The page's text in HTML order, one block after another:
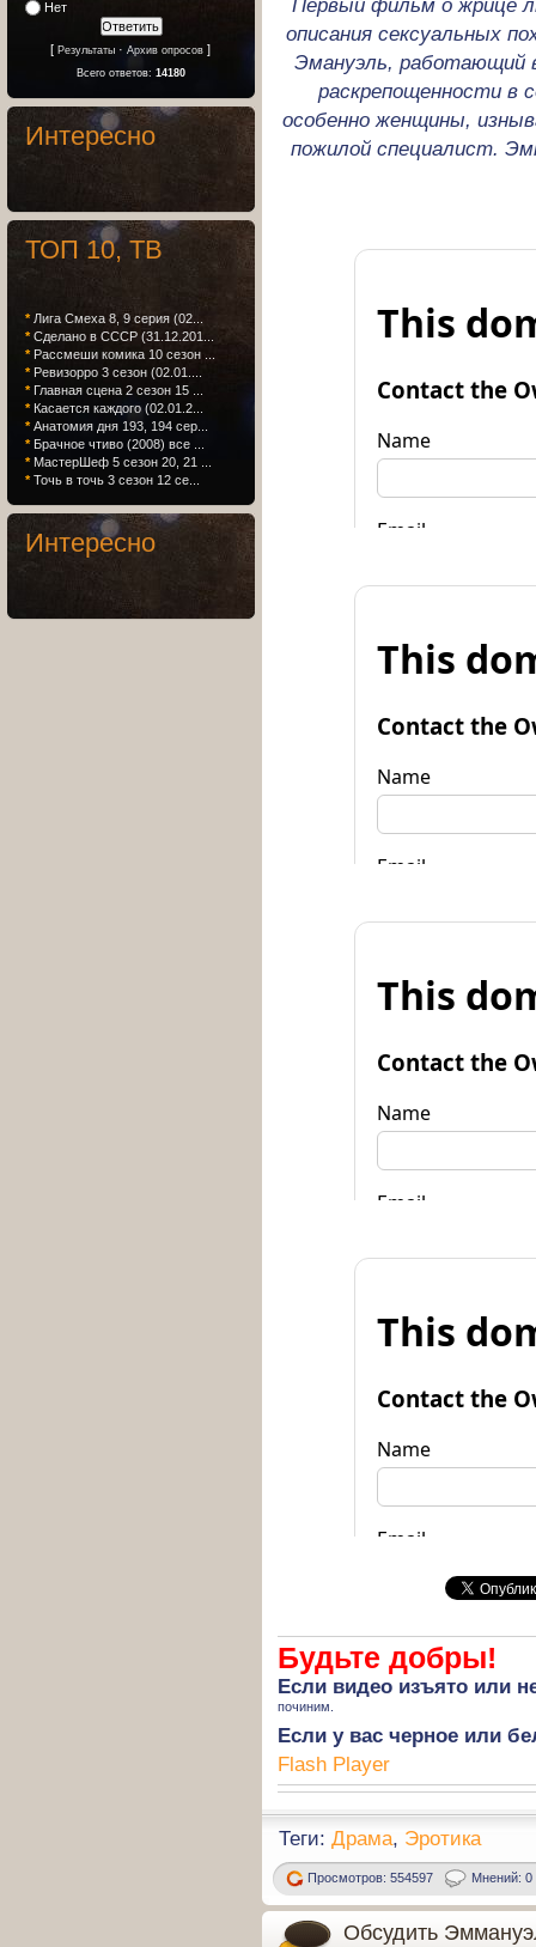
Первый фильм о жрице
описания сексуальных
Эмануэль, работающий
раскрепощенности в
особенно женщины,
пожилой специалист.
Будьте добры!
Если видео изъято или
починим.
Если у вас черное или
Flash Player
Теги: Драма, Эротика
Просмотров: 554597 Мнений: 0
Обсудить
Нет
[Результаты ·Архив опросов ]
Всего ответов: 14180
Интересно
ТОП 10, ТВ
* Лига Смеха 8, 9 серия (02...
* Сделано в СССР (31.12.201...
* Рассмеши комика 10 сезон ...
* Ревизорро 3 сезон (02.01....
* Главная сцена 2 сезон 15 ...
* Касается каждого (02.01.2...
* Анатомия дня 193, 194 сер...
* Брачное чтиво (2008) все ...
* МастерШеф 5 сезон 20, 21 ...
* Точь в точь 3 сезон 12 се...
Интересно